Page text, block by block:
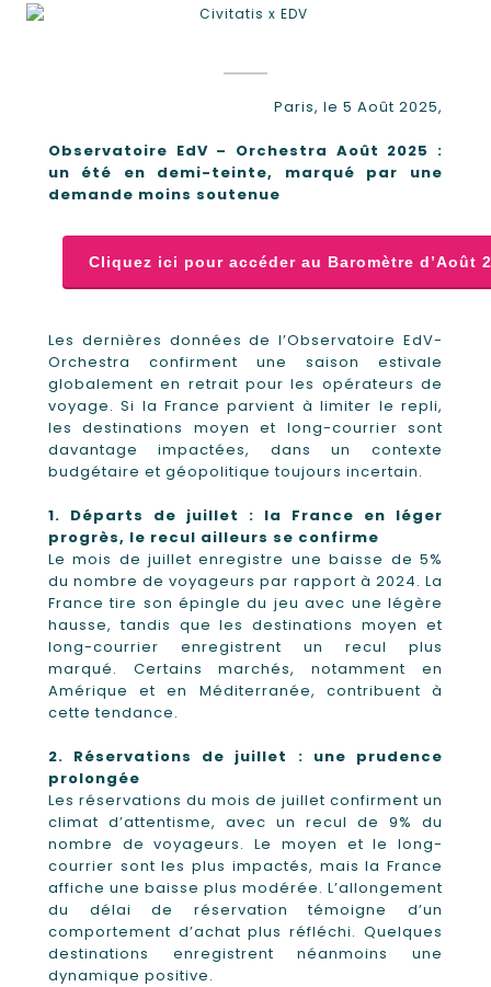
Paris, le 5 Août 2025,
Observatoire EdV – Orchestra Août 2025 :
un été en demi-teinte, marqué par une
demande moins soutenue
Cliquez ici pour accéder au Baromètre d’Août
Les dernières données de l’Observatoire EdV-
Orchestra confirment une saison estivale
globalement en retrait pour les opérateurs de
voyage. Si la France parvient à limiter le repli,
les destinations moyen et long-courrier sont
davantage impactées, dans un contexte
budgétaire et géopolitique toujours incertain.
1. Départs de juillet : la France en léger
progrès, le recul ailleurs se confirme
Le mois de juillet enregistre une baisse de 5%
du nombre de voyageurs par rapport à 2024. La
France tire son épingle du jeu avec une légère
hausse, tandis que les destinations moyen et
long-courrier enregistrent un recul plus
marqué. Certains marchés, notamment en
Amérique et en Méditerranée, contribuent à
cette tendance.
2. Réservations de juillet : une prudence
prolongée
Les réservations du mois de juillet confirment un
climat d’attentisme, avec un recul de 9% du
nombre de voyageurs. Le moyen et le long-
courrier sont les plus impactés, mais la France
affiche une baisse plus modérée. L’allongement
du délai de réservation témoigne d’un
comportement d’achat plus réfléchi. Quelques
destinations enregistrent néanmoins une
dynamique positive.